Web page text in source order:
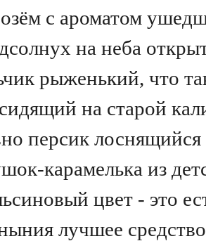
с ароматом
на неба
рыженький, что
на старой
персик
карамелька из
цвет - это
лучшее